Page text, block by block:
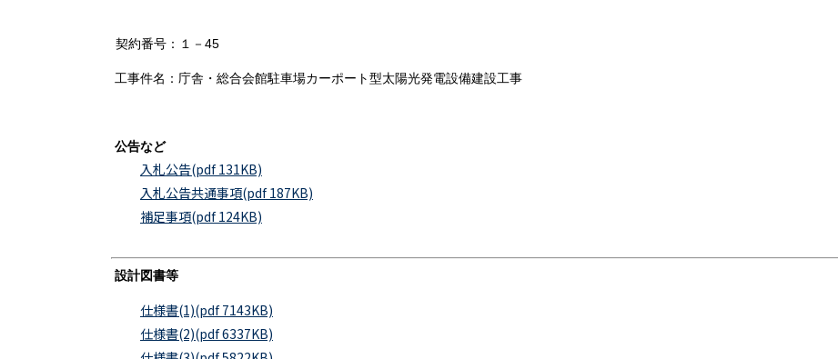
契約番号：１－45
工事件名：庁舎・総合会館駐車場カーポート型太陽光発電設備建設工事
公告など
入札公告(pdf 131KB)
入札公告共通事項(pdf 187KB)
補足事項(pdf 124KB)
設計図書等
仕様書(1)(pdf 7143KB)
仕様書(2)(pdf 6337KB)